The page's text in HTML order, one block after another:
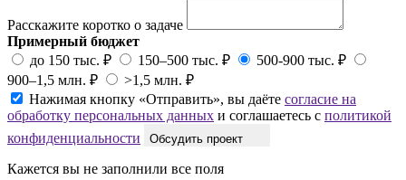
Расскажите коротко о задаче
Примерный бюджет
до 150 тыс. ₽
150–500 тыс. ₽
500-900 тыс. ₽
900–1,5 млн. ₽
>1,5 млн. ₽
Нажимая кнопку «Отправить», вы даёте согласие на
обработку персональных данных и соглашаетесь с политикой
конфиденциальности
Обсудить проект
Кажется вы не заполнили все поля